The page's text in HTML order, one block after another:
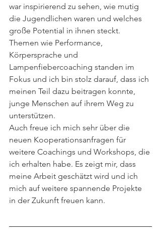
war inspirierend zu sehen, wie mutig
die Jugendlichen waren und welches
große Potential in ihnen steckt.
Themen wie Performance,
Körpersprache und
Lampenfiebercoaching standen im
Fokus und ich bin stolz darauf, dass ich
meinen Teil dazu beitragen konnte,
junge Menschen auf ihrem Weg zu
unterstützen.
Auch freue ich mich sehr über die
neuen Kooperationsanfragen für
weitere Coachings und Workshops, die
ich erhalten habe. Es zeigt mir, dass
meine Arbeit geschätzt wird und ich
mich auf weitere spannende Projekte
in der Zukunft freuen kann.